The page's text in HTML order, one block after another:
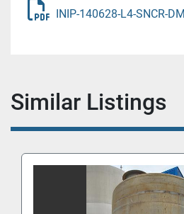
INIP-140628-L4-SNCR-
Similar Listings